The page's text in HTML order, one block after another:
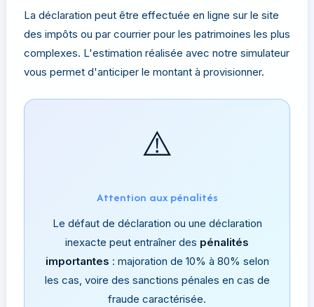
La déclaration peut être effectuée en ligne sur le site
des impôts ou par courrier pour les patrimoines les plus
complexes. L'estimation réalisée avec notre simulateur
vous permet d'anticiper le montant à provisionner.
⚠️
Attention aux pénalités
Le défaut de déclaration ou une déclaration
inexacte peut entraîner des pénalités
importantes : majoration de 10% à 80% selon
les cas, voire des sanctions pénales en cas de
fraude caractérisée.